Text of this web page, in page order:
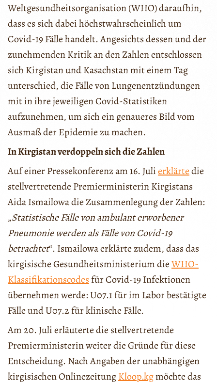
Weltgesundheitsorganisation (WHO) daraufhin,
dass es sich dabei höchstwahrscheinlich um
Covid-19 Fälle handelt. Angesichts dessen und der
zunehmenden Kritik an den Zahlen entschlossen
sich Kirgistan und Kasachstan mit einem Tag
unterschied, die Fälle von Lungenentzündungen
mit in ihre jeweiligen Covid-Statistiken
aufzunehmen, um sich ein genaueres Bild vom
Ausmaß der Epidemie zu machen.
In Kirgistan verdoppeln sich die Zahlen
Auf einer Pressekonferenz am 16. Julierklärtedie
stellvertretende Premierministerin Kirgistans
Aida Ismailowa die Zusammenlegung der Zahlen:
„Statistische Fälle von ambulant erworbener
Pneumonie werden als Fälle von Covid-19
betrachtet“. Ismailowa erklärte zudem, dass das
kirgisische Gesundheitsministerium dieWHO-
Klassifikationscodesfür Covid-19 Infektionen
übernehmen werde: U07.1 für im Labor bestätigte
Fälle und U07.2 für klinische Fälle.
Am 20. Juli erläuterte die stellvertretende
Premierministerin weiter die Gründe für diese
Entscheidung. Nach Angaben der unabhängigen
kirgisischen OnlinezeitungKloop.kgmöchte das